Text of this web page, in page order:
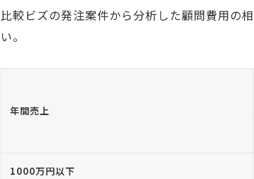
比較ビズの発注案件から分析した顧問費用の
い。
年間売上
1000万円以下